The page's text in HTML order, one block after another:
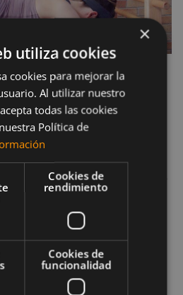
con los brazos
adelante y las piernas
y las piernas unos centímetros
mientras mantienes los
derecho y la pierna izquierda
y las piernas hacia arriba y
×
utiliza cookies
cookies para mejorar la
Al utilizar nuestro
todas las cookies
Política de
Cookies de
rendimiento
Cookies de
funcionalidad